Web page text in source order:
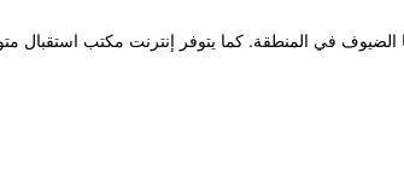
الضيوف في المنطقة. كما يتوفر إنترنت مكتب استقبال